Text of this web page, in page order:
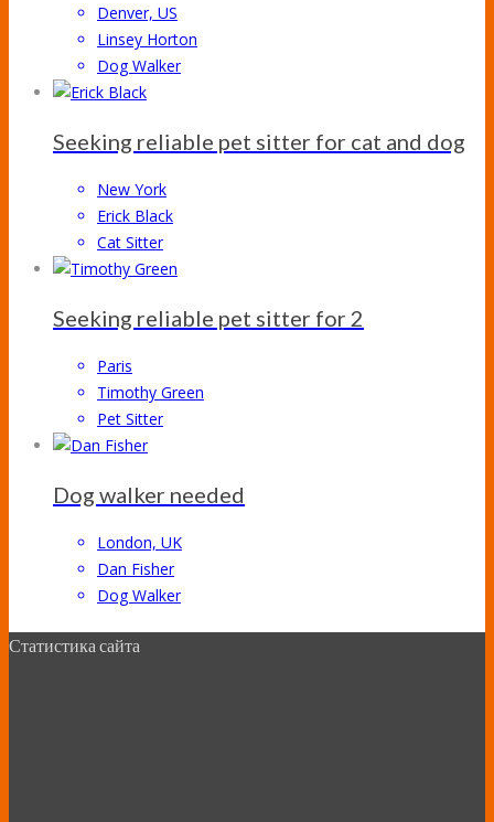
Denver, US
Linsey Horton
Dog Walker
Seeking reliable pet sitter for cat and dog
New York
Erick Black
Cat Sitter
Seeking reliable pet sitter for 2
Paris
Timothy Green
Pet Sitter
Dog walker needed
London, UK
Dan Fisher
Dog Walker
Статистика сайта